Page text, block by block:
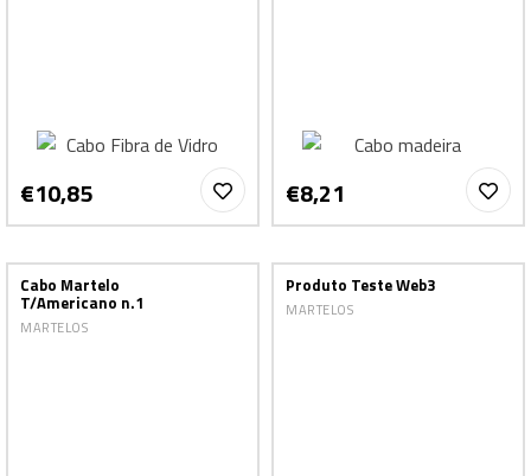
€10,85 €8,21
Cabo Martelo
T/Americano n.1
MARTELOS
Produto Teste Web3
MARTELOS